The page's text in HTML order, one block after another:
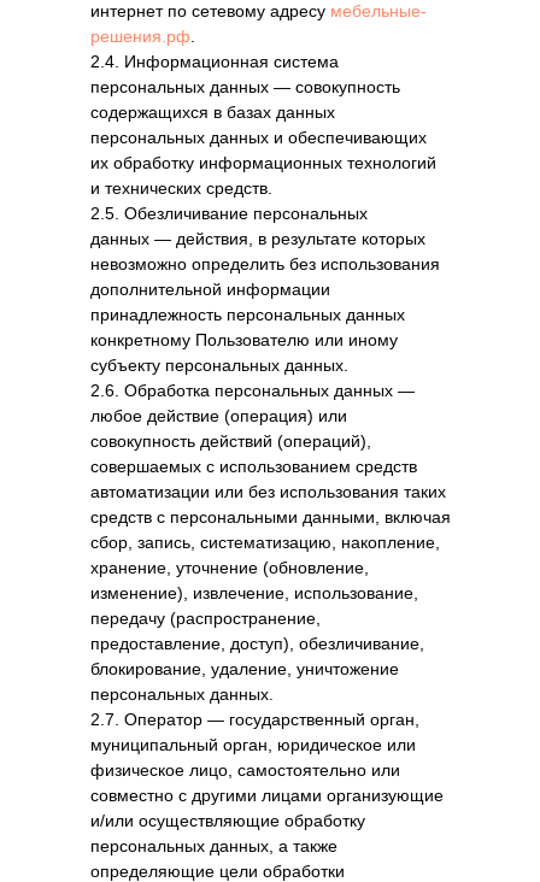
интернет по сетевому адресу мебельные-
решения.рф
2.4. Информационная система
персональных данных — совокупность
содержащихся в базах данных
персональных данных и обеспечивающих
их обработку информационных технологий
и технических средств.
2.5. Обезличивание персональных
данных — действия, в результате которых
невозможно определить без использования
дополнительной информации
принадлежность персональных данных
конкретному Пользователю или иному
субъекту персональных данных.
2.6. Обработка персональных данных —
любое действие (операция) или
совокупность действий (операций),
совершаемых с использованием средств
автоматизации или без использования таких
средств с персональными данными, включая
сбор, запись, систематизацию, накопление,
хранение, уточнение (обновление,
изменение), извлечение, использование,
передачу (распространение,
предоставление, доступ), обезличивание,
блокирование, удаление, уничтожение
персональных данных.
2.7. Оператор — государственный орган,
муниципальный орган, юридическое или
физическое лицо, самостоятельно или
совместно с другими лицами организующие
и/или осуществляющие обработку
персональных данных, а также
определяющие цели обработки